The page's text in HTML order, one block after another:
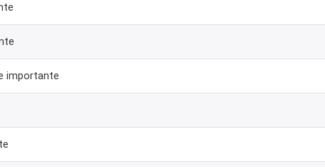
importante